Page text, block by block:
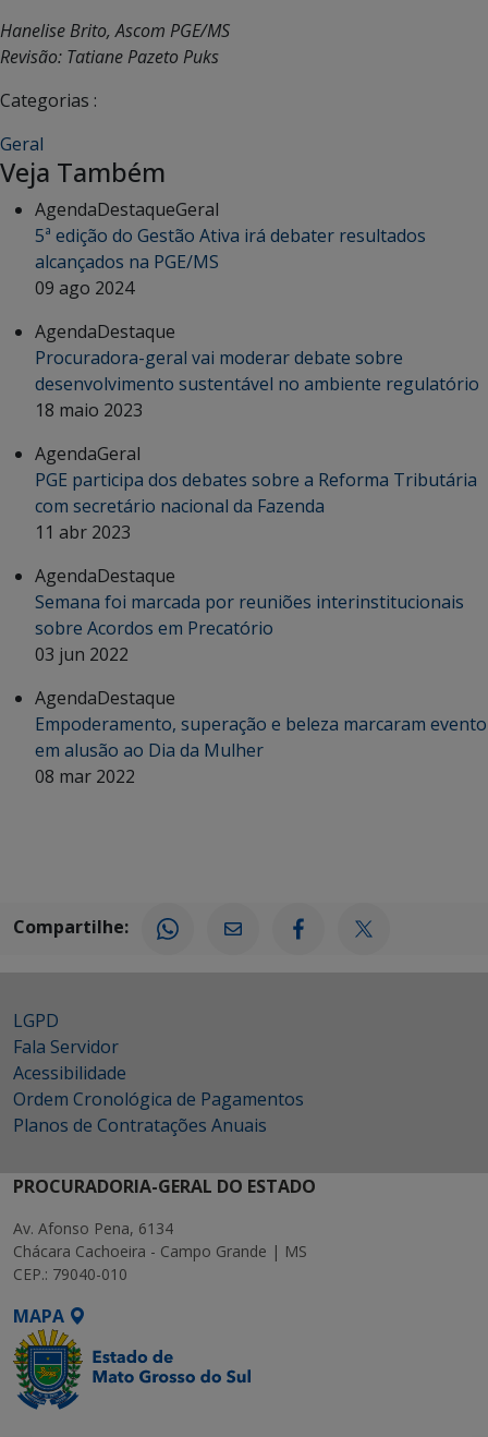
Hanelise Brito, Ascom PGE/MS
Revisão: Tatiane Pazeto Puks
Categorias :
Geral
Veja Também
AgendaDestaqueGeral
5ª edição do Gestão Ativa irá debater resultados
alcançados na PGE/MS
09 ago 2024
AgendaDestaque
Procuradora-geral vai moderar debate sobre
desenvolvimento sustentável no ambiente regulatório
18 maio 2023
AgendaGeral
PGE participa dos debates sobre a Reforma Tributária
com secretário nacional da Fazenda
11 abr 2023
AgendaDestaque
Semana foi marcada por reuniões interinstitucionais
sobre Acordos em Precatório
03 jun 2022
AgendaDestaque
Empoderamento, superação e beleza marcaram evento
em alusão ao Dia da Mulher
08 mar 2022
Compartilhe:
LGPD
Fala Servidor
Acessibilidade
Ordem Cronológica de Pagamentos
Planos de Contratações Anuais
PROCURADORIA-GERAL DO ESTADO
Av. Afonso Pena, 6134
Chácara Cachoeira - Campo Grande | MS
CEP.: 79040-010
MAPA